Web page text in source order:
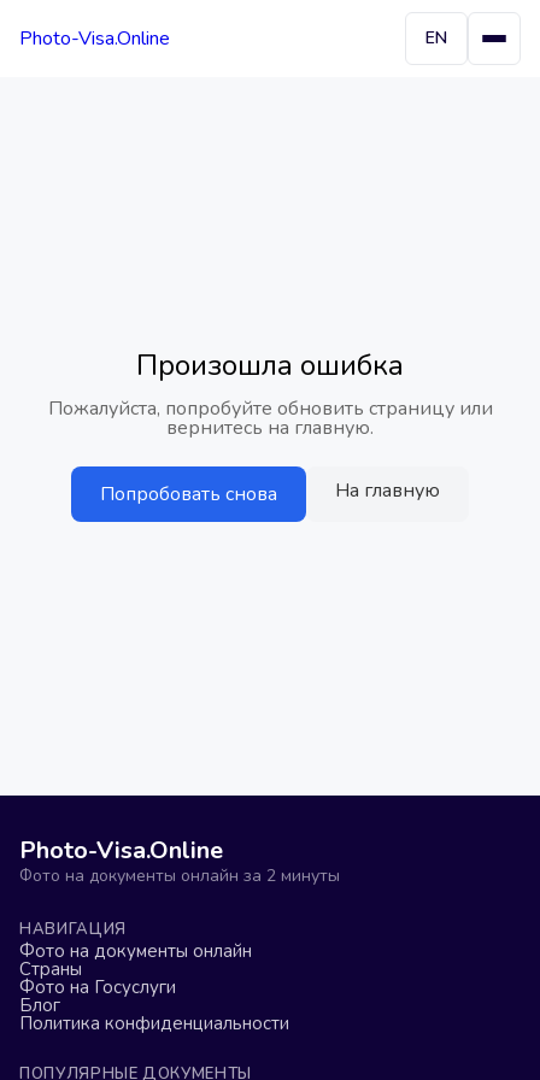
Photo-Visa.Online EN
Произошла ошибка
Пожалуйста, попробуйте обновить страницу или
вернитесь на главную.
Попробовать снова На главную
Photo-Visa.Online
Фото на документы онлайн за 2 минуты
НАВИГАЦИЯ
Фото на документы онлайн
Страны
Фото на Госуслуги
Блог
Политика конфиденциальности
ПОПУЛЯРНЫЕ ДОКУМЕНТЫ